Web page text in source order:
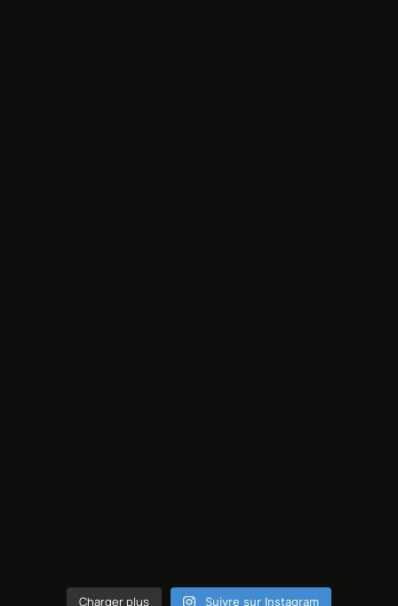
Charger plus Suivre sur Instagram